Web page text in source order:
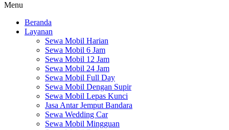
Menu
Beranda
Layanan
Sewa Mobil Harian
Sewa Mobil 6 Jam
Sewa Mobil 12 Jam
Sewa Mobil 24 Jam
Sewa Mobil Full Day
Sewa Mobil Dengan Supir
Sewa Mobil Lepas Kunci
Jasa Antar Jemput Bandara
Sewa Wedding Car
Sewa Mobil Mingguan